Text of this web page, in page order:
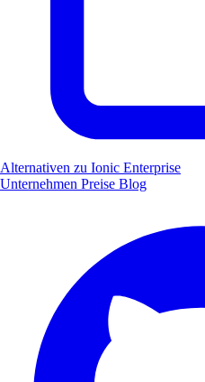
Alternativen zu Ionic Enterprise
Unternehmen Preise Blog